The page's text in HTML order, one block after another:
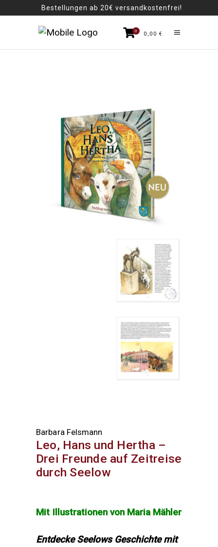
Bestellungen ab 20€ versandkostenfrei!
0
0,00 €
Barbara Felsmann
Leo, Hans und Hertha –
Drei Freunde auf Zeitreise
durch Seelow
Mit Illustrationen von Maria Mähler
Entdecke Seelows Geschichte mit